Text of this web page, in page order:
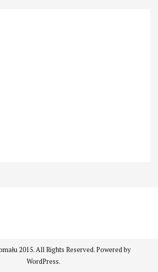
2015. All Rights Reserved. Powered by
WordPress.